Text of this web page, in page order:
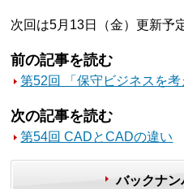
次回は5月13日（金）更新予
前の記事を読む
第52回 「保守ビジネスを
次の記事を読む
第54回 CADとCADの違い
バックナン